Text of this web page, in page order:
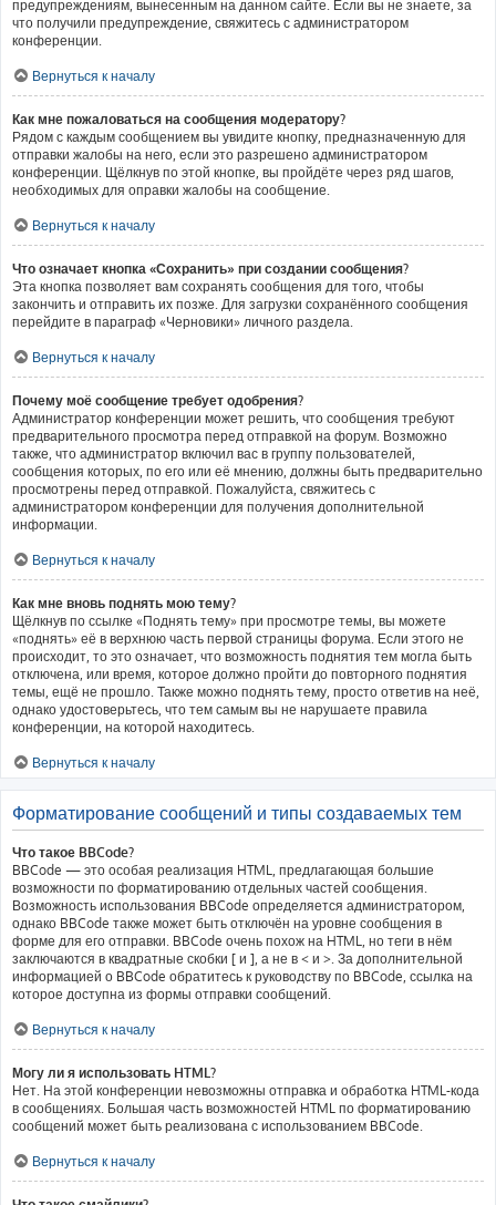
предупреждениям, вынесенным на данном сайте. Если вы не знаете, за
что получили предупреждение, свяжитесь с администратором
конференции.
Вернуться к началу
Как мне пожаловаться на сообщения модератору?
Рядом с каждым сообщением вы увидите кнопку, предназначенную для
отправки жалобы на него, если это разрешено администратором
конференции. Щёлкнув по этой кнопке, вы пройдёте через ряд шагов,
необходимых для оправки жалобы на сообщение.
Вернуться к началу
Что означает кнопка «Сохранить» при создании сообщения?
Эта кнопка позволяет вам сохранять сообщения для того, чтобы
закончить и отправить их позже. Для загрузки сохранённого сообщения
перейдите в параграф «Черновики» личного раздела.
Вернуться к началу
Почему моё сообщение требует одобрения?
Администратор конференции может решить, что сообщения требуют
предварительного просмотра перед отправкой на форум. Возможно
также, что администратор включил вас в группу пользователей,
сообщения которых, по его или её мнению, должны быть предварительно
просмотрены перед отправкой. Пожалуйста, свяжитесь с
администратором конференции для получения дополнительной
информации.
Вернуться к началу
Как мне вновь поднять мою тему?
Щёлкнув по ссылке «Поднять тему» при просмотре темы, вы можете
«поднять» её в верхнюю часть первой страницы форума. Если этого не
происходит, то это означает, что возможность поднятия тем могла быть
отключена, или время, которое должно пройти до повторного поднятия
темы, ещё не прошло. Также можно поднять тему, просто ответив на неё,
однако удостоверьтесь, что тем самым вы не нарушаете правила
конференции, на которой находитесь.
Вернуться к началу
Форматирование сообщений и типы создаваемых тем
Что такое BBCode?
BBCode — это особая реализация HTML, предлагающая большие
возможности по форматированию отдельных частей сообщения.
Возможность использования BBCode определяется администратором,
однако BBCode также может быть отключён на уровне сообщения в
форме для его отправки. BBCode очень похож на HTML, но теги в нём
заключаются в квадратные скобки [ и ], а не в < и >. За дополнительной
информацией о BBCode обратитесь к руководству по BBCode, ссылка на
которое доступна из формы отправки сообщений.
Вернуться к началу
Могу ли я использовать HTML?
Нет. На этой конференции невозможны отправка и обработка HTML-кода
в сообщениях. Большая часть возможностей HTML по форматированию
сообщений может быть реализована с использованием BBCode.
Вернуться к началу